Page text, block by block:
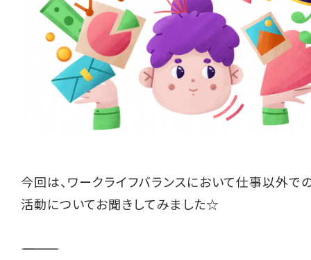
今回は、ワークライフバランスにおいて仕事以外で
活動についてお聞きしてみました☆
――――――――――